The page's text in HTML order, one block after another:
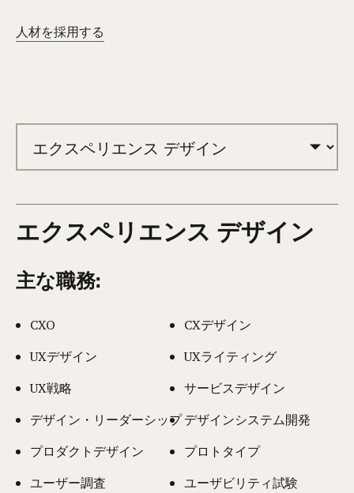
人材を採用する
エクスペリエンス デザイン
主な職務:
CXO
CXデザイン
UXデザイン
UXライティング
UX戦略
サービスデザイン
デザイン・リーダーシップデザインシステム開発
プロダクトデザイン
プロトタイプ
ユーザー調査
ユーザビリティ試験